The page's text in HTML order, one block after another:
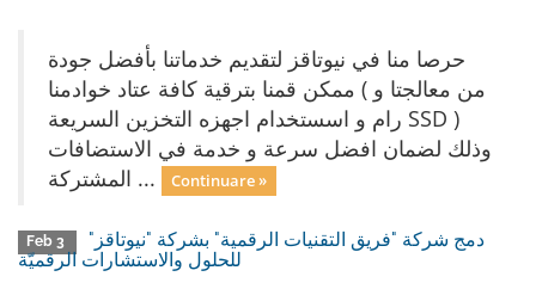
حرصا منا في نيوتاقز لتقديم خدماتنا بأفضل جودة
ممكن قمنا بترقية كافة عتاد خوادمنا ( من معالجتا و
رام و اسستخدام اجهزه التخزين السريعة SSD )
وذلك لضمان افضل سرعة و خدمة في الاستضافات
المشتركة ...
Continuare »
Feb 3
دمج شركة "فريق التقنيات الرقمية" بشركة "نيوتاقز"
للحلول والاستشارات الرقميّة